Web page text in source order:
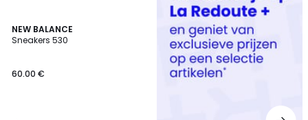
NEW BALANCE
Sneakers 530
60.00 €
4.5
/ 5